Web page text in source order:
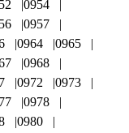
0954
0957
0964
0965
0968
0972
0973
0978
0980